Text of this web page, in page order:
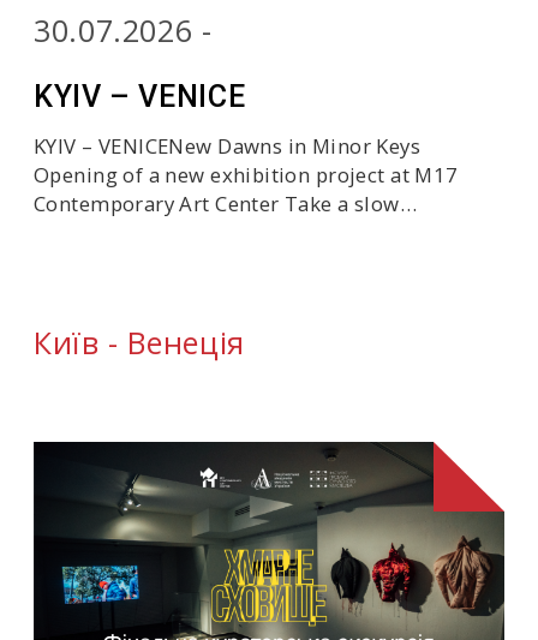
30.07.2026 -
KYIV – VENICE
KYIV – VENICENew Dawns in Minor Keys
Opening of a new exhibition project at M17
Contemporary Art Center Take a slow…
Київ - Венеція